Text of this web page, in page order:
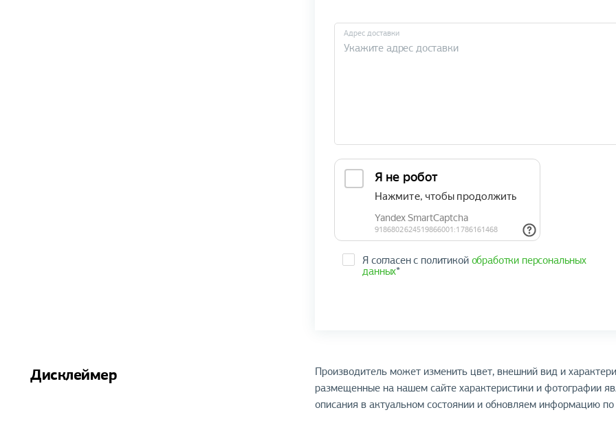
Адрес доставки
Я согласен с политикой обработки персональных
данных*
Дисклеймер
Производитель может изменить цвет, внешний вид и
размещенные на нашем сайте характеристики и фотографии
описания в актуальном состоянии и обновляем информацию